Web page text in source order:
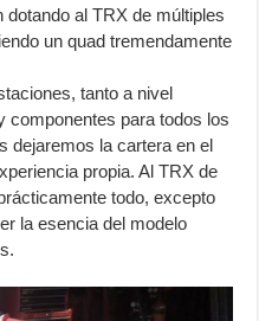
al TRX de múltiples
un quad tremendamente
tanto a nivel
componentes para todos los
dejaremos la cartera en el
propia. Al TRX de
todo, excepto
la esencia del modelo